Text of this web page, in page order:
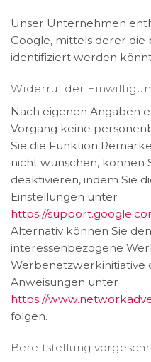
Unser Unternehmen
Google, mittels derer
identifiziert werden
Widerruf der
Nach eigenen Angaben
Vorgang keine
Sie die Funktion
nicht wünschen, können
deaktivieren, indem Sie
Einstellungen unter
https://
Alternativ können Sie
interessenbezogene
Werbenetzwerkinitiative
Anweisungen unter
https://
folgen.
Bereitstellung